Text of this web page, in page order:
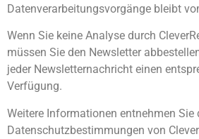
Datenverarbeitungsvorgänge bleibt
Wenn Sie keine Analyse durch
müssen Sie den Newsletter
jeder Newsletternachricht einen
Verfügung.
Weitere Informationen entnehmen Sie
Datenschutzbestimmungen von